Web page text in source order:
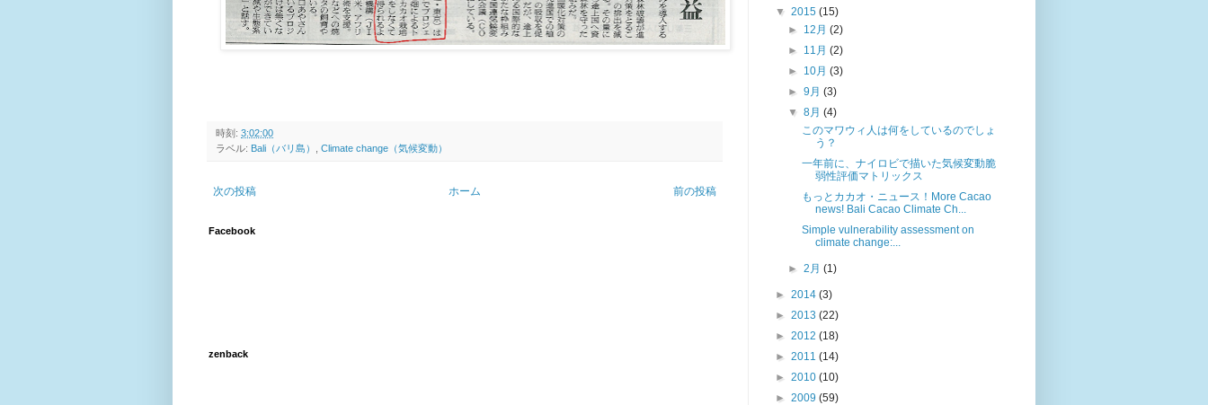
時刻: 3:02:00
ラベル: Bali（バリ島） Climate change（気候変動）
次の投稿 前の投稿
ホーム
Facebook
zenback
▼ 2015 (15)
► 12月(2)
► 11月(2)
► 10月(3)
►9月(3)
▼8月(4)
このマワウィ人は何をしているのでしょ
う？
一年前に、ナイロビで描いた気候変動脆
弱性評価マトリックス
もっとカカオ・ニュース！More Cacao
news! Bali Cacao Climate Ch...
Simple vulnerability assessment on
climate change:...
►2月(1)
► 2014 (3)
► 2013 (22)
► 2012 (18)
► 2011 (14)
► 2010 (10)
► 2009 (59)